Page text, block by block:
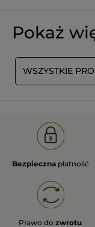
Pokaż
WSZYSTKIE
Bezpieczna płatność
Prawo dozwrotu